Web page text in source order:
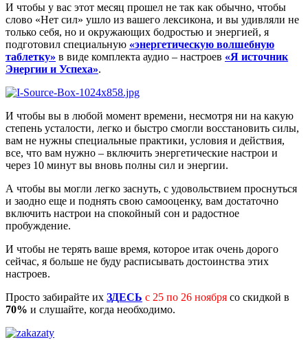
И чтобы у вас этот месяц прошел не так как обычно, чтобы
слово «Нет сил» ушло из вашего лексикона, и вы удивляли не
только себя, но и окружающих бодростью и энергией, я
подготовил специальную «энергетическую волшебную
таблетку» в виде комплекта аудио – настроев «Я источник
Энергии и Успеха».
И чтобы вы в любой момент времени, несмотря ни на какую
степень усталости, легко и быстро смогли восстановить силы,
вам не нужны специальные практики, условия и действия,
все, что вам нужно – включить энергетические настрои и
через 10 минут вы вновь полны сил и энергии.
А чтобы вы могли легко заснуть, с удовольствием проснуться
и заодно еще и поднять свою самооценку, вам достаточно
включить настрои на спокойный сон и радостное
пробуждение.
И чтобы не терять ваше время, которое итак очень дорого
сейчас, я больше не буду расписывать достоинства этих
настроев.
Просто забирайте их ЗДЕСЬ с 25 по 26 ноября со скидкой в
70% и слушайте, когда необходимо.